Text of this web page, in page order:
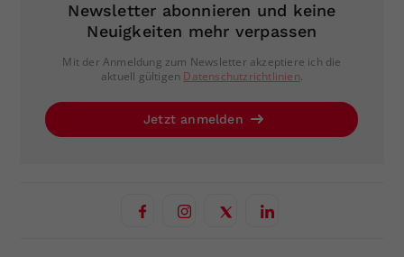
Newsletter abonnieren und keine
Neuigkeiten mehr verpassen
Mit der Anmeldung zum Newsletter akzeptiere ich die
aktuell gültigen Datenschutzrichtlinien.
Jetzt anmelden